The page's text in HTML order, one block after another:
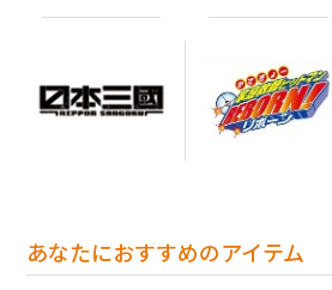
あなたにおすすめのアイテム